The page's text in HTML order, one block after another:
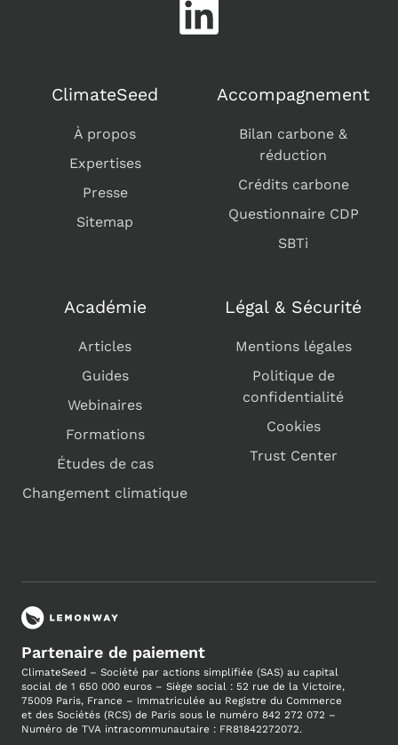
ClimateSeed
À propos
Expertises
Presse
Sitemap
Accompagnement
Bilan carbone &
réduction
Crédits carbone
Questionnaire CDP
SBTi
Académie
Articles
Guides
Webinaires
Formations
Études de cas
Changement climatique
Légal & Sécurité
Mentions légales
Politique de
confidentialité
Cookies
Trust Center
Partenaire de paiement
ClimateSeed – Société par actions simplifiée (SAS) au capital
social de 1 650 000 euros – Siège social : 52 rue de la Victoire,
75009 Paris, France – Immatriculée au Registre du Commerce
et des Sociétés (RCS) de Paris sous le numéro 842 272 072 –
Numéro de TVA intracommunautaire : FR81842272072.